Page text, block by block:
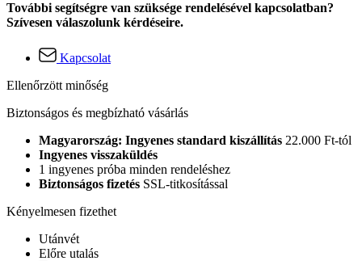
További segítségre van szüksége rendelésével kapcsolatban?
Szívesen válaszolunk kérdéseire.
Kapcsolat
Ellenőrzött minőség
Biztonságos és megbízható vásárlás
Magyarország: Ingyenes standard kiszállítás 22.000 Ft-tól
Ingyenes visszaküldés
1 ingyenes próba minden rendeléshez
Biztonságos fizetés SSL-titkosítással
Kényelmesen fizethet
Utánvét
Előre utalás